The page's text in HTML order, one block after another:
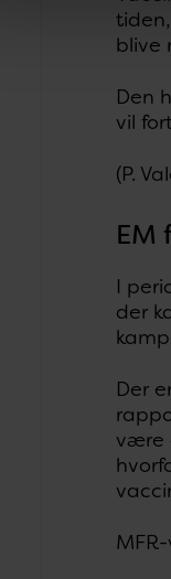
blive
Den
vil
(P.
EM
I
der
Der
være